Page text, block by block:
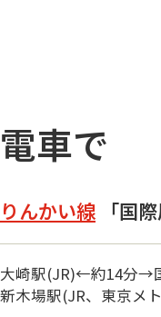
電車で
りんかい線 「国
大崎駅(JR)←約14分→
新木場駅(JR、東京メ